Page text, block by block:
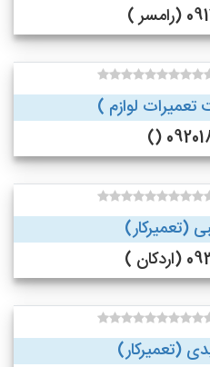
)
لوازم )
(تعمیرکار)
)
(تعمیرکار)